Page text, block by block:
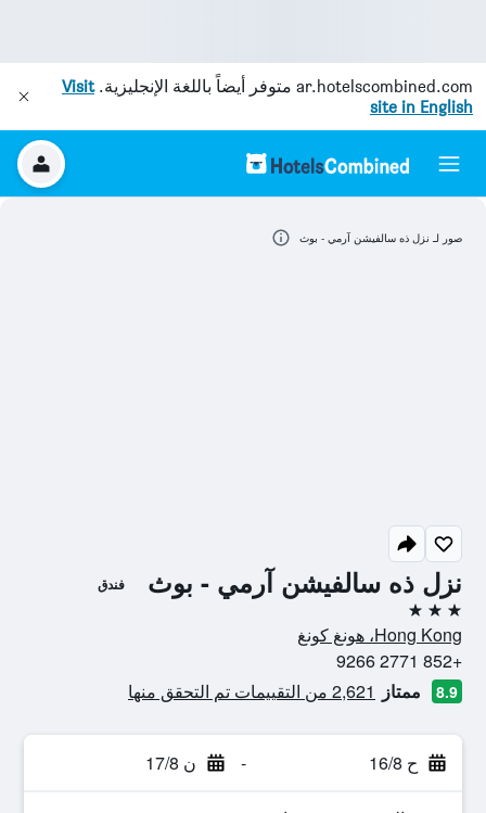
ar.hotelscombined.com متوفر أيضاً باللغة الإنجليزية.Visit
site in English
نزل ذه سالفيشن آرمي - بوث فندق
3 نجوم
Hong Kong، هونغ كونغ
+852 2771 9266
8.9 ممتاز 2,621 من التقييمات تم التحقق منها
ح 16/8 - ن 17/8
صور لـ نزل ذه سالفيشن آرمي - بوث